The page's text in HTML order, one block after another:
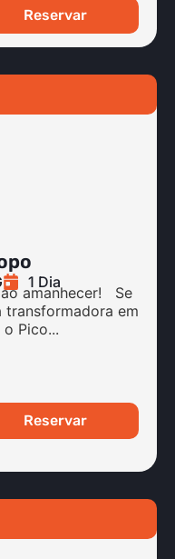
Reservar
1 Dia
amanhecer! Se
transformadora em
Pico...
Reservar